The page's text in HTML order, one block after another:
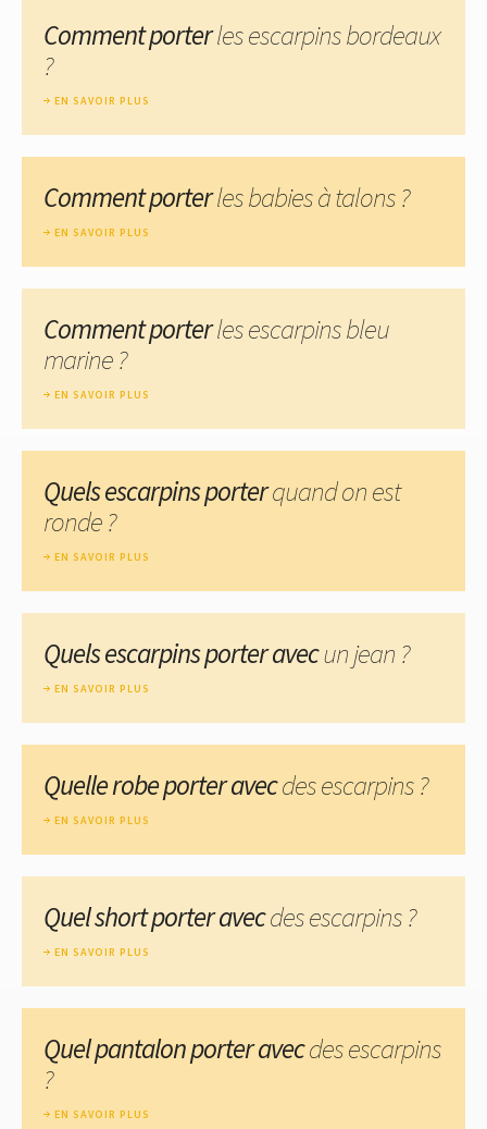
Comment porterles escarpins bordeaux
?
EN SAVOIR PLUS
Comment porterles babies à talons ?
EN SAVOIR PLUS
Comment porterles escarpins bleu
marine ?
EN SAVOIR PLUS
Quels escarpins porterquand on est
ronde ?
EN SAVOIR PLUS
Quels escarpins porter avecun jean ?
EN SAVOIR PLUS
Quelle robe porter avecdes escarpins ?
EN SAVOIR PLUS
Quel short porter avecdes escarpins ?
EN SAVOIR PLUS
Quel pantalon porter avecdes escarpins
?
EN SAVOIR PLUS